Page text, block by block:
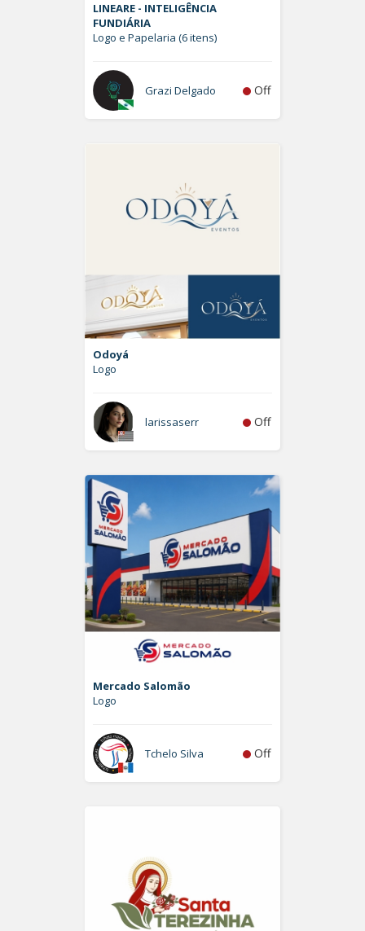
LINEARE - INTELIGÊNCIA
FUNDIÁRIA
Logo e Papelaria (6 itens)
Grazi Delgado Off
Odoyá
Logo
larissaserr Off
Mercado Salomão
Logo
Tchelo Silva Off